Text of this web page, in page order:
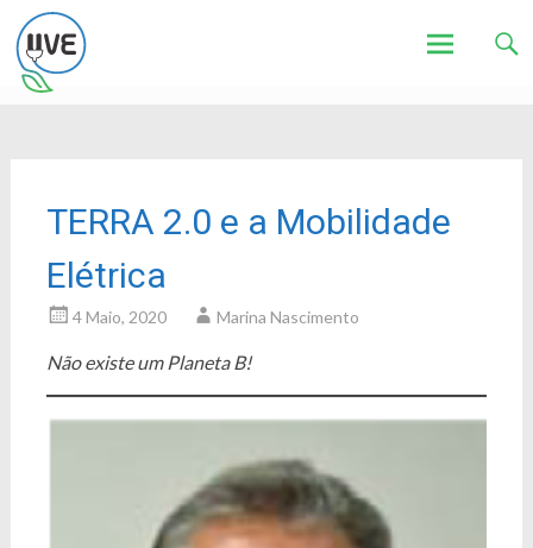
TERRA 2.0 e a Mobilidade
Elétrica
4 Maio, 2020 Marina Nascimento
Não existe um Planeta B!